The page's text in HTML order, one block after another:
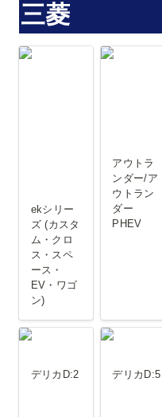
三菱
ekシリーズ
ekシリー
ズ (カスタ
ム・クロ
ス・スペ
ース・
EV・ワゴ
ン)
アウトラン
アウトラ
ンダー/ア
ウトラン
ダー
PHEV
デリカD:2
デリカD:2
デリカD:5
デリカD:5